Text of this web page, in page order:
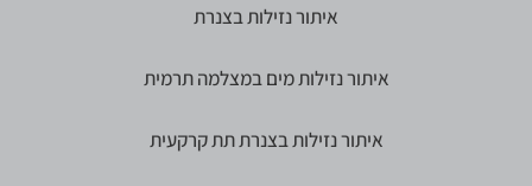
איתור נזילות בצנרת
איתור נזילות מים במצלמה תרמית
איתור נזילות בצנרת תת קרקעית